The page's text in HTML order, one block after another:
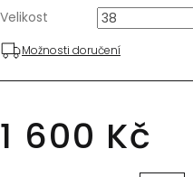
1 600 Kč
Velikost
Možnosti doručení